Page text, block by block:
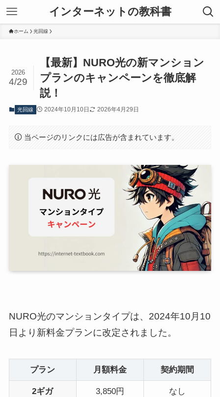
インターネットの教科書
ホーム 光回線
【最新】NURO光の新マンション
プランのキャンペーンを徹底解
説！
2026
4/29
光回線 2024年10月10日 2026年4月29日
当ページのリンクには広告が含まれています。
NURO光のマンションタイプは、2024年10月10
日より新料金プランに改定されました。
プラン 月額料金 契約期間
2ギガ 3,850円 なし